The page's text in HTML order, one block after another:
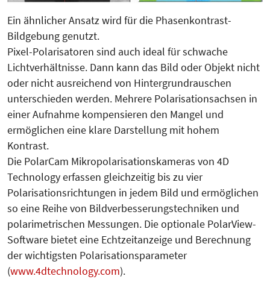
Ein ähnlicher Ansatz wird für die Phasenkontrast-
Bildgebung genutzt.
Pixel-Polarisatoren sind auch ideal für schwache
Lichtverhältnisse. Dann kann das Bild oder Objekt nicht
oder nicht ausreichend von Hintergrundrauschen
unterschieden werden. Mehrere Polarisationsachsen in
einer Aufnahme kompensieren den Mangel und
ermöglichen eine klare Darstellung mit hohem
Kontrast.
Die PolarCam Mikropolarisationskameras von 4D
Technology erfassen gleichzeitig bis zu vier
Polarisationsrichtungen in jedem Bild und ermöglichen
so eine Reihe von Bildverbesserungstechniken und
polarimetrischen Messungen. Die optionale PolarView-
Software bietet eine Echtzeitanzeige und Berechnung
der wichtigsten Polarisationsparameter
(www.4dtechnology.com).